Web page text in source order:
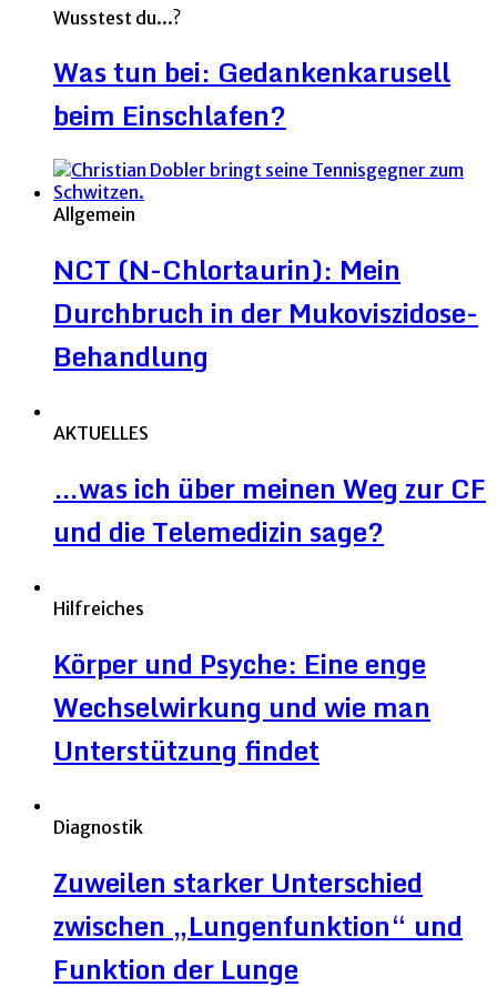
Wusstest du...?
Was tun bei: Gedankenkarusell
beim Einschlafen?
Allgemein
NCT (N-Chlortaurin): Mein
Durchbruch in der Mukoviszidose-
Behandlung
AKTUELLES
…was ich über meinen Weg zur CF
und die Telemedizin sage?
Hilfreiches
Körper und Psyche: Eine enge
Wechselwirkung und wie man
Unterstützung findet
Diagnostik
Zuweilen starker Unterschied
zwischen „Lungenfunktion“ und
Funktion der Lunge